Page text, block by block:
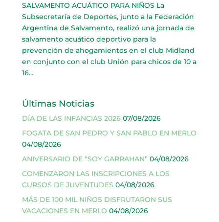
SALVAMENTO ACUÁTICO PARA NIÑOS La
Subsecretaría de Deportes, junto a la Federación
Argentina de Salvamento, realizó una jornada de
salvamento acuático deportivo para la
prevención de ahogamientos en el club Midland
en conjunto con el club Unión para chicos de 10 a
16...
Últimas Noticias
DÍA DE LAS INFANCIAS 2026 07/08/2026
FOGATA DE SAN PEDRO Y SAN PABLO EN MERLO
04/08/2026
ANIVERSARIO DE “SOY GARRAHAN” 04/08/2026
COMENZARON LAS INSCRIPCIONES A LOS
CURSOS DE JUVENTUDES 04/08/2026
MÁS DE 100 MIL NIÑOS DISFRUTARON SUS
VACACIONES EN MERLO 04/08/2026